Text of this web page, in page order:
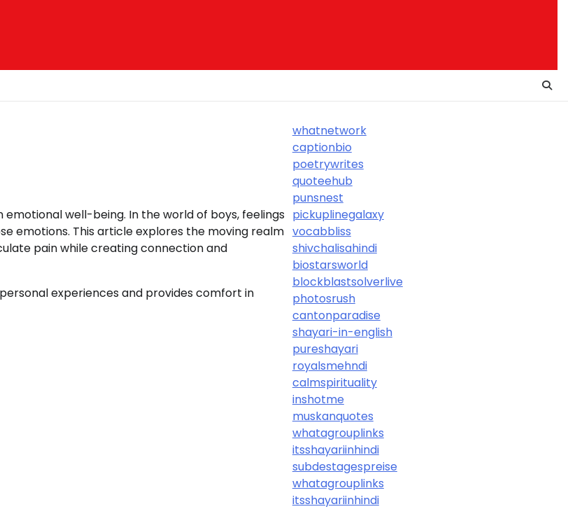
well-being. In the world of boys, feelings
emotions. This article explores the moving realm
pain while creating connection and
experiences and provides comfort in
whatnetwork
captionbio
poetrywrites
quoteehub
punsnest
pickuplinegalaxy
vocabbliss
shivchalisahindi
biostarsworld
blockblastsolverlive
photosrush
cantonparadise
shayari-in-english
pureshayari
royalsmehndi
calmspirituality
inshotme
muskanquotes
whatagrouplinks
itsshayariinhindi
subdestagespreise
whatagrouplinks
itsshayariinhindi